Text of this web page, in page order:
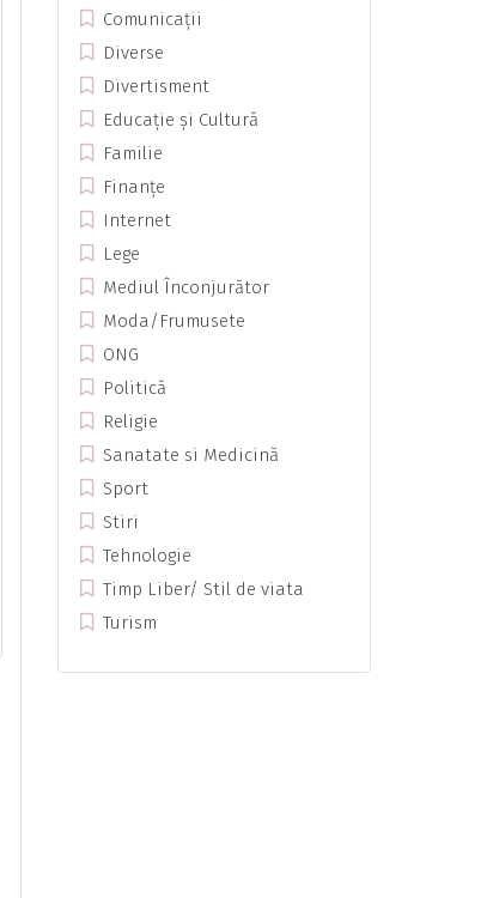
Comunicații
Diverse
Divertisment
Educație și Cultură
Familie
Finanțe
Internet
Lege
Mediul Înconjurător
Moda/Frumusete
ONG
Politică
Religie
Sanatate si Medicină
Sport
Stiri
Tehnologie
Timp Liber/ Stil de viata
Turism